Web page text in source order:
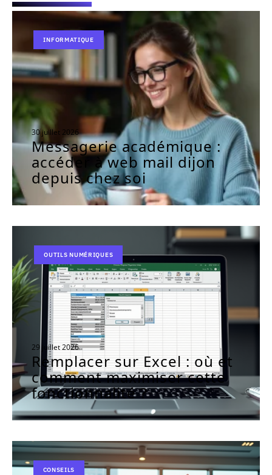
INFORMATIQUE
30 juillet 2026
Messagerie académique :
accéder à web mail dijon
depuis chez soi
OUTILS NUMÉRIQUES
29 juillet 2026
Remplacer sur Excel : où et
comment maximiser cette
fonctionnalité ?
CONSEILS